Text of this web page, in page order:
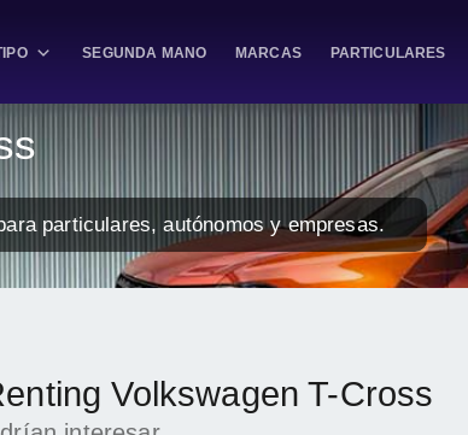
SEGUNDA MANO MARCAS PARTICULARES
particulares, autónomos y empresas.
Volkswagen T-Cross